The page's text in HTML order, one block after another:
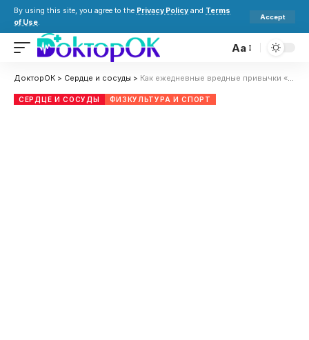
By using this site, you agree to the Privacy Policy and Terms
of Use.
Accept
Aa
ДокторОК > Сердце и сосуды > Как ежедневные вредные привычки «убивают» наше сердце
СЕРДЦЕ И СОСУДЫ ФИЗКУЛЬТУРА И СПОРТ